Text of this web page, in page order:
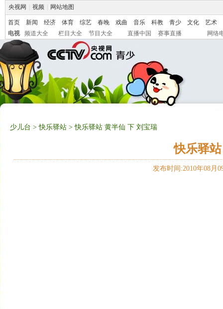
央视网 视频 网站地图
首页 新闻 经济 体育 综艺 春晚 戏曲 音乐 科教 青少 文化
艺术
电视
频道大全 栏目大全 节目大全 直播中国 赛事直播 网络
少儿台 >快乐驿站 > 快乐驿站 黄半仙 下 刘宝瑞
快乐驿
发布时间:2010年08月